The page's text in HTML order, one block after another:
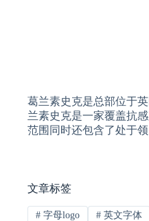
葛兰素史克是总部位于
兰素史克是一家覆盖抗
范围同时还包含了处于
文章标签
#字母logo #英文字体